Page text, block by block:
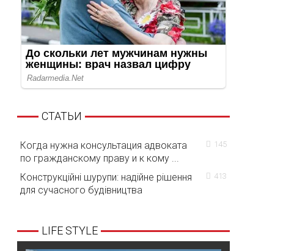
СТАТЬИ
Когда нужна консультация адвоката
по гражданскому праву и к кому ...
145
Конструкційні шурупи: надійне рішення
для сучасного будівництва
413
LIFE STYLE